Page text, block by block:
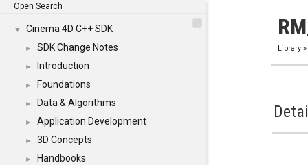
Open Search
▼ Cinema 4D C++ SDK
► SDK Change Notes
► Introduction
► Foundations
► Data & Algorithms
► Application Development
► 3D Concepts
► Handbooks
Library